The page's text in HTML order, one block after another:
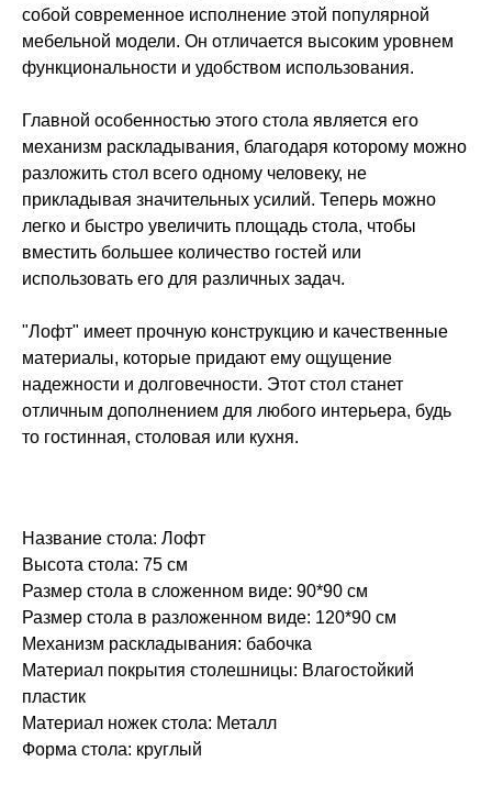
собой современное исполнение этой популярной
мебельной модели. Он отличается высоким уровнем
функциональности и удобством использования.
Главной особенностью этого стола является его
механизм раскладывания, благодаря которому можно
разложить стол всего одному человеку, не
прикладывая значительных усилий. Теперь можно
легко и быстро увеличить площадь стола, чтобы
вместить большее количество гостей или
использовать его для различных задач.
"Лофт" имеет прочную конструкцию и качественные
материалы, которые придают ему ощущение
надежности и долговечности. Этот стол станет
отличным дополнением для любого интерьера, будь
то гостинная, столовая или кухня.
Название стола: Лофт
Высота стола: 75 см
Размер стола в сложенном виде: 90*90 см
Размер стола в разложенном виде: 120*90 см
Механизм раскладывания: бабочка
Материал покрытия столешницы: Влагостойкий
пластик
Материал ножек стола: Металл
Форма стола: круглый